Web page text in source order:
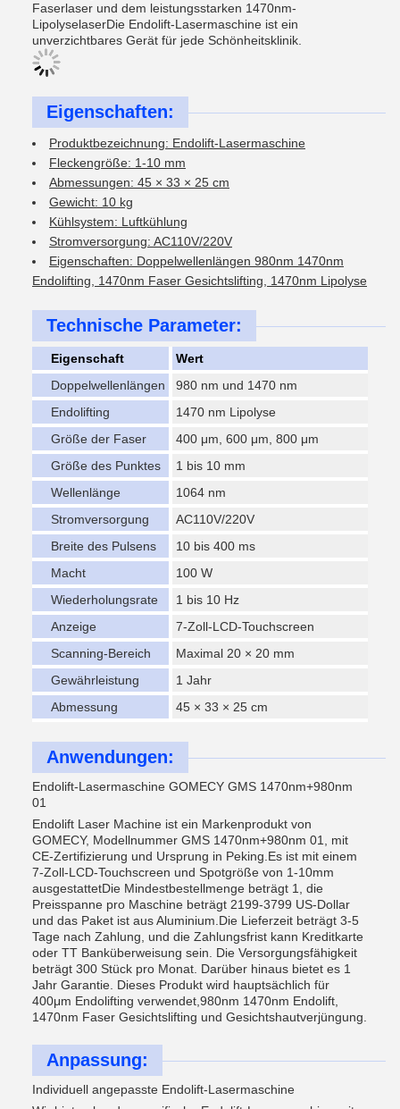
Faserlaser und dem leistungsstarken 1470nm-
LipolyselaserDie Endolift-Lasermaschine ist ein
unverzichtbares Gerät für jede Schönheitsklinik.
Eigenschaften:
Produktbezeichnung: Endolift-Lasermaschine
Fleckengröße: 1-10 mm
Abmessungen: 45 × 33 × 25 cm
Gewicht: 10 kg
Kühlsystem: Luftkühlung
Stromversorgung: AC110V/220V
Eigenschaften: Doppelwellenlängen 980nm 1470nm
Endolifting, 1470nm Faser Gesichtslifting, 1470nm Lipolyse
Technische Parameter:
Eigenschaft
Wert
Doppelwellenlängen
980 nm und 1470 nm
Endolifting
1470 nm Lipolyse
Größe der Faser
400 μm, 600 μm, 800 μm
Größe des Punktes
1 bis 10 mm
Wellenlänge
1064 nm
Stromversorgung
AC110V/220V
Breite des Pulsens
10 bis 400 ms
Macht
100 W
Wiederholungsrate
1 bis 10 Hz
Anzeige
7-Zoll-LCD-Touchscreen
Scanning-Bereich
Maximal 20 × 20 mm
Gewährleistung
1 Jahr
Abmessung
45 × 33 × 25 cm
Anwendungen:
Endolift-Lasermaschine GOMECY GMS 1470nm+980nm
01
Endolift Laser Machine ist ein Markenprodukt von
GOMECY, Modellnummer GMS 1470nm+980nm 01, mit
CE-Zertifizierung und Ursprung in Peking.Es ist mit einem
7-Zoll-LCD-Touchscreen und Spotgröße von 1-10mm
ausgestattetDie Mindestbestellmenge beträgt 1, die
Preisspanne pro Maschine beträgt 2199-3799 US-Dollar
und das Paket ist aus Aluminium.Die Lieferzeit beträgt 3-5
Tage nach Zahlung, und die Zahlungsfrist kann Kreditkarte
oder TT Banküberweisung sein. Die Versorgungsfähigkeit
beträgt 300 Stück pro Monat. Darüber hinaus bietet es 1
Jahr Garantie. Dieses Produkt wird hauptsächlich für
400μm Endolifting verwendet,980nm 1470nm Endolift,
1470nm Faser Gesichtslifting und Gesichtshautverjüngung.
Anpassung:
Individuell angepasste Endolift-Lasermaschine